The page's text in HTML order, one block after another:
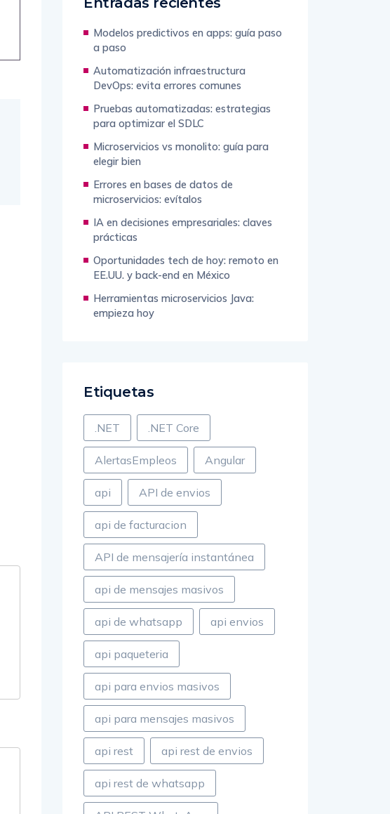
Modelos predictivos en apps: guía paso
a paso
Automatización infraestructura
DevOps: evita errores comunes
Pruebas automatizadas: estrategias
para optimizar el SDLC
Microservicios vs monolito: guía para
elegir bien
Errores en bases de datos de
microservicios: evítalos
IA en decisiones empresariales: claves
prácticas
Oportunidades tech de hoy: remoto en
EE.UU. y back-end en México
Herramientas microservicios Java:
empieza hoy
Etiquetas
.NET .NET Core
AlertasEmpleos Angular
api API de envios
api de facturacion
API de mensajería instantánea
api de mensajes masivos
api de whatsapp api envios
api paqueteria
api para envios masivos
api para mensajes masivos
api rest api rest de envios
api rest de whatsapp